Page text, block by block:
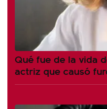
Qué fue de la vida
actriz que causó